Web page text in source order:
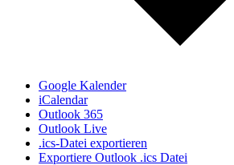
Google Kalender
iCalendar
Outlook 365
Outlook Live
.ics-Datei exportieren
Exportiere Outlook .ics Datei